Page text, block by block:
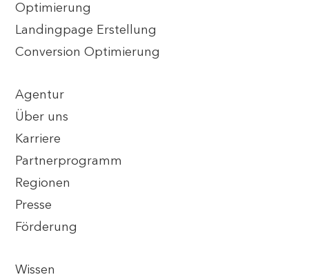
Optimierung
Landingpage Erstellung
Conversion Optimierung
Agentur
Über uns
Karriere
Partnerprogramm
Regionen
Presse
Förderung
Wissen